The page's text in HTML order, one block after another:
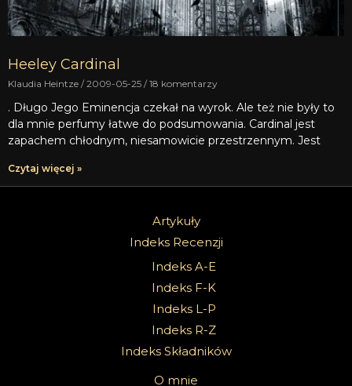
Heeley Cardinal
Klaudia Heintze 2009-05-25 18 komentarzy
. Długo Jego Eminencja czekał na wyrok. Ale też nie były to
dla mnie perfumy łatwe do podsumowania. Cardinal jest
zapachem chłodnym, niesamowicie przestrzennym. Jest
Czytaj więcej »
Artykuły
Indeks Recenzji
Indeks A-E
Indeks F-K
Indeks L-P
Indeks R-Z
Indeks Składników
O mnie